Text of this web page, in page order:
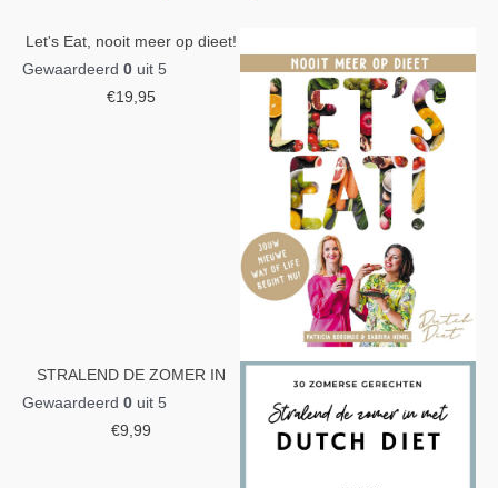
Let's Eat, nooit meer op dieet!
Gewaardeerd 0 uit 5
€19,95
STRALEND DE ZOMER IN
Gewaardeerd 0 uit 5
€9,99